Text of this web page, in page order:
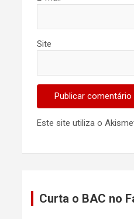
Site
Este site utiliza o
Curta o BAC no